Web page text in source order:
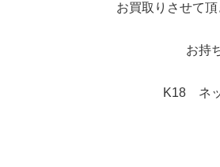
お買取りさせて
お持
K18 ネ